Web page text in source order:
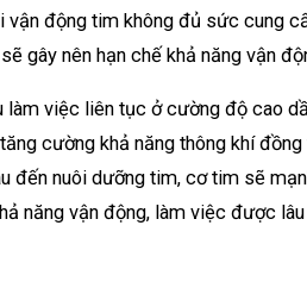
vận động tim không đủ sức cung
gây nên hạn chế khả năng vận
làm việc liên tục ở cường độ cao
cường khả năng thông khí
đến nuôi dưỡng tim, cơ tim sẽ
năng vận động, làm việc được